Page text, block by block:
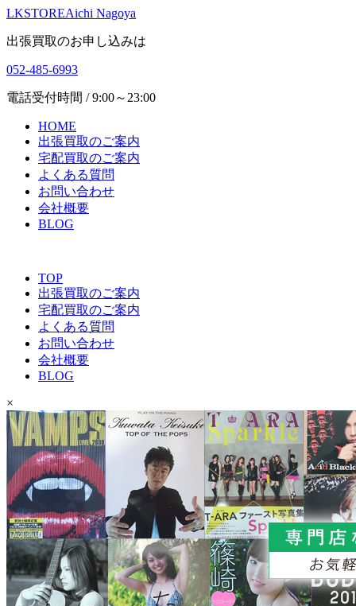
LKSTOREAichi Nagoya
出張買取のお申し込みは
052-485-6993
電話受付時間 / 9:00～23:00
HOME
出張買取のご案内
宅配買取のご案内
よくある質問
お問い合わせ
会社概要
BLOG
TOP
出張買取のご案内
宅配買取のご案内
よくある質問
お問い合わせ
会社概要
BLOG
×